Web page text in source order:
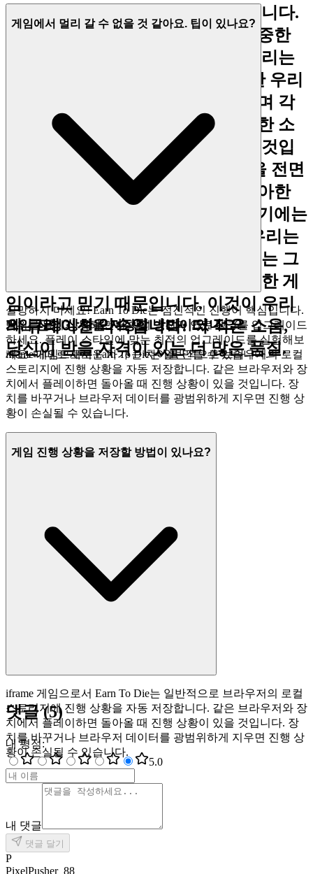
보다 질, 혼잡보다 큐레이션을 믿습니다.
우리의 플랫폼은 당신의 지능과 소중한
시간에 대한 존중의 증거입니다. 우리는
재미, 몰입도, 그리고 세련됨에 대한 우리
의 높은 기준을 충족하는지 확인하며 각
게임을 세심하게 선별합니다. 산만한 소
음이나 침입적인 광고를 찾지 못할 것입
니다; 대신, 당신이 사랑하는 게임을 전면
에 내세우도록 설계된 간결하고 우아한
인터페이스를 발견할 것입니다. 여기에는
수천 개의 복제 게임이 없습니다. 우리는
를 특징으로 하는 이유는 그
것이 당신의 시간에 가치 있는 탁월한 게
임이라고 믿기 때문입니다. 이것이 우리
의 큐레이션 약속입니다: 더 적은 소음,
당신이 받을 자격이 있는 더 많은 품질.
게임에서 멀리 갈 수 없을 것 같아요. 팁이 있나요?
실망하지 마세요! Earn To Die는 점진적인 진행이 핵심입니다.
범위를 늘리기 위해 먼저 차의 엔진과 연료 탱크를 업그레이드
하세요. 플레이 스타일에 맞는 최적의 업그레이드를 실험해보
세요. 때때로 새로운 차가 큰 차이를 만들 수 있습니다.
게임 진행 상황을 저장할 방법이 있나요?
iframe 게임으로서 Earn To Die는 일반적으로 브라우저의 로컬
스토리지에 진행 상황을 자동 저장합니다. 같은 브라우저와 장
치에서 플레이하면 돌아올 때 진행 상황이 있을 것입니다. 장
치를 바꾸거나 브라우저 데이터를 광범위하게 지우면 진행 상
황이 손실될 수 있습니다.
게임 진행 상황을 저장할 방법이 있나요?
iframe 게임으로서 Earn To Die는 일반적으로 브라우저의 로컬
스토리지에 진행 상황을 자동 저장합니다. 같은 브라우저와 장
치에서 플레이하면 돌아올 때 진행 상황이 있을 것입니다. 장
치를 바꾸거나 브라우저 데이터를 광범위하게 지우면 진행 상
황이 손실될 수 있습니다.
댓글(5)
내 평점:
5.0
내 댓글
댓글 달기
P
PixelPusher_88